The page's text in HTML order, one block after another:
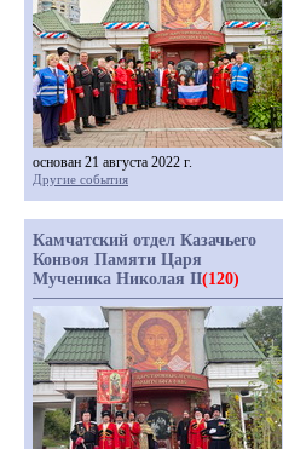
основан 21 августа 2022 г.
Другие события
Камчатский отдел Казачьего
Конвоя Памяти Царя
Мученика Николая II(120)